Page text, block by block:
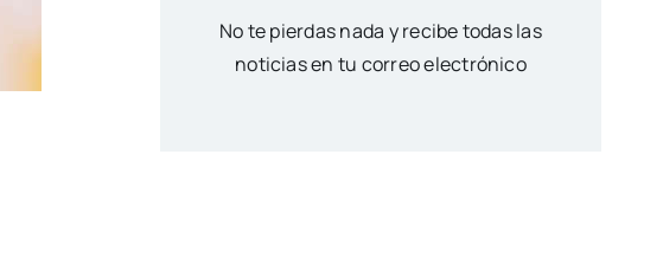
No te pierdas nada y recibe todas las
noticias en tu correo electrónico